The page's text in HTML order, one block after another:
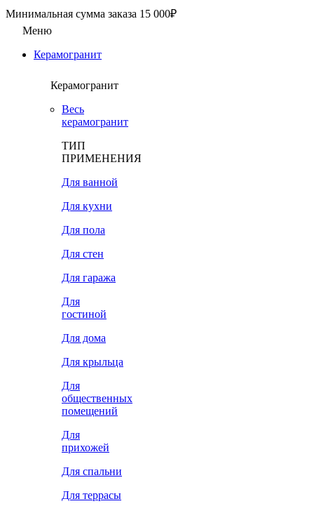
Минимальная сумма заказа 15 000₽
Меню
Керамогранит
Керамогранит
Весь
керамогранит
ТИП
ПРИМЕНЕНИЯ
Для ванной
Для кухни
Для пола
Для стен
Для гаража
Для
гостиной
Для дома
Для крыльца
Для
общественных
помещений
Для
прихожей
Для спальни
Для террасы